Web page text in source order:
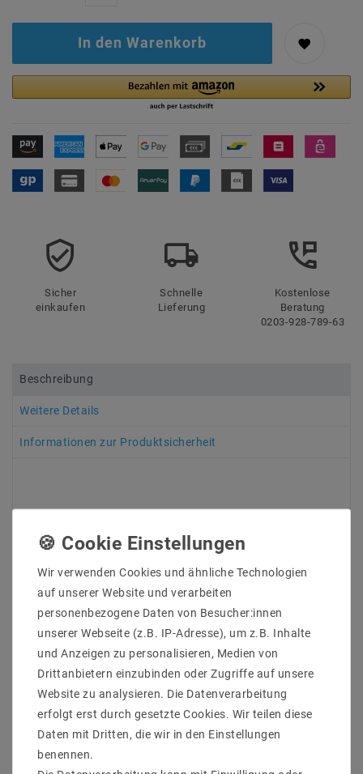
In den Warenkorb
Sicher
einkaufen
Schnelle
Lieferung
Kostenlose
Beratung
0203-928-789-63
Beschreibung
Weitere Details
Informationen zur Produktsicherheit
An allen LED-Strips wurden an beiden Enden 7 - 10 cm
lange offene Anschlusskabel angelötet, damit
mehrere Streifen hintereinander montiert werden
können. Aus diesem Grund ist in der Lieferung kein
Netzteil enthalten, da hierfür das genaue Maß sowie
passenden Netzteils ermittelt werden muss.
Hersteller&ArtikleNr : Mextronic
LT5050RGB6050024IP67
Lichtfarb : RGB
Anzahl der LEDs pro Meter : 60
Lumen / LED : 7
Wir verwenden Cookies und ähnliche Technologien
auf unserer Website und verarbeiten
personenbezogene Daten von Besucher:innen
unserer Webseite (z.B. IP-Adresse), um z.B. Inhalte
und Anzeigen zu personalisieren, Medien von
Drittanbietern einzubinden oder Zugriffe auf unsere
Website zu analysieren. Die Datenverarbeitung
erfolgt erst durch gesetzte Cookies. Wir teilen diese
Daten mit Dritten, die wir in den Einstellungen
benennen.